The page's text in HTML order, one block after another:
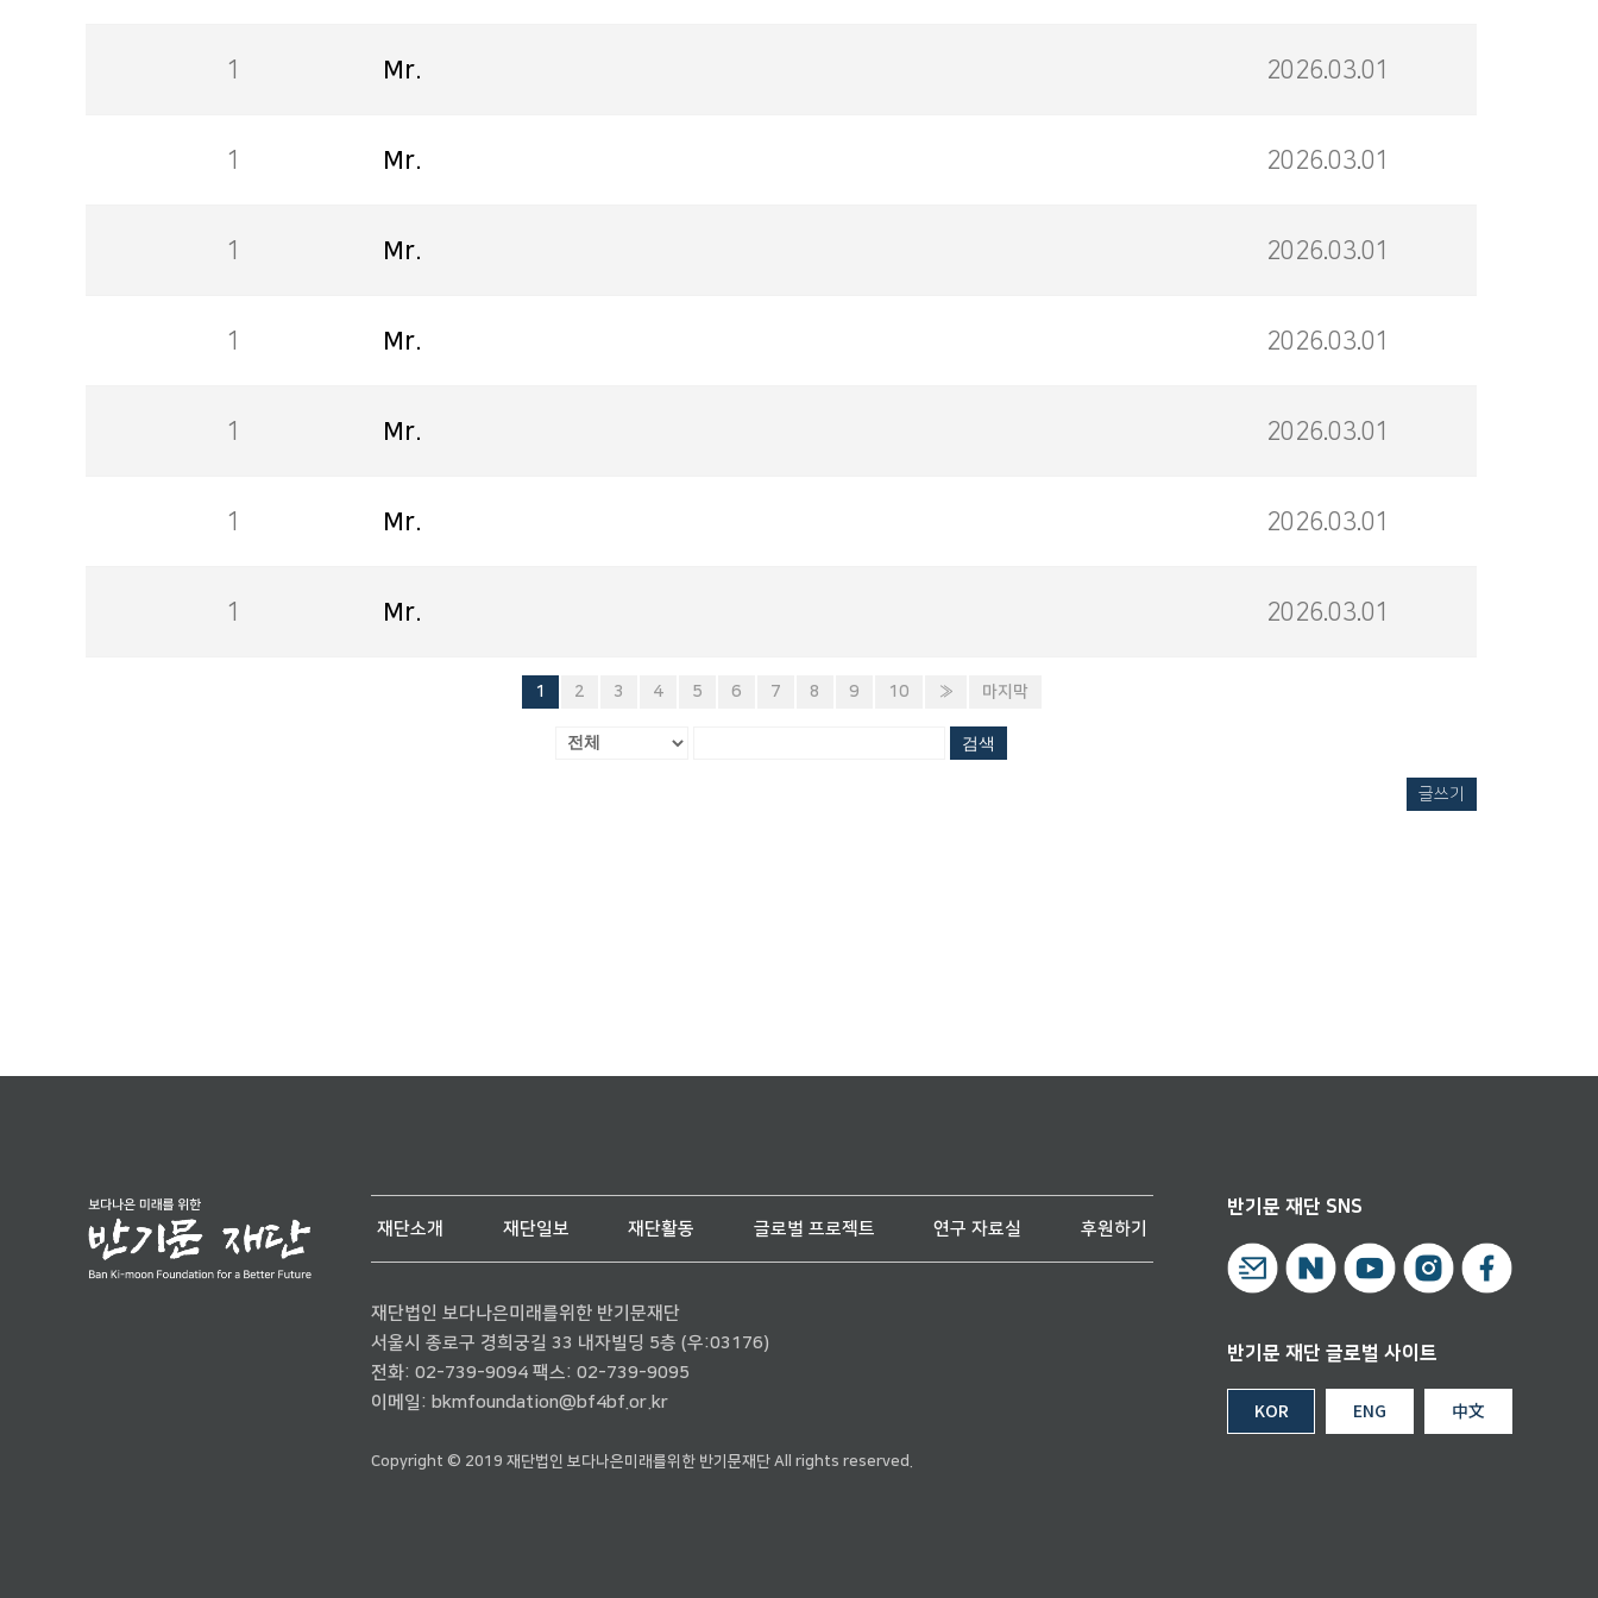
1 Mr. 2026.03.01
1 Mr. 2026.03.01
1 Mr. 2026.03.01
1 Mr. 2026.03.01
1 Mr. 2026.03.01
1 Mr. 2026.03.01
1 Mr. 2026.03.01
1 2 3 4 5 6 7 8 9 10 » 마지막
검색
글쓰기
재단소개 재단일보 재단활동 글로벌 프로젝트 연구 자료실 후원하기
재단법인 보다나은미래를위한 반기문재단
서울시 종로구 경희궁길 33 내자빌딩 5층 (우:03176)
전화: 02-739-9094 팩스: 02-739-9095
이메일: bkmfoundation@bf4bf.or.kr
Copyright © 2019 재단법인 보다나은미래를위한 반기문재단 All rights reserved.
반기문 재단 SNS
반기문 재단 글로벌 사이트
KOR ENG 中文